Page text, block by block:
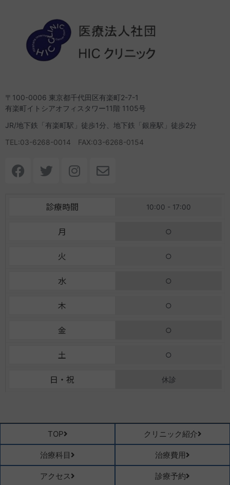
〒100-0006 東京都千代田区有楽町2-7-1
有楽町イトシアオフィスタワー11階 1105号
JR/地下鉄「有楽町駅」徒歩1分、地下鉄「銀座駅」徒歩2分
TEL:03-6268-0014 FAX:03-6268-0154
F
a
T
w
t
t
I
n
t
a
E
n
診療時間 10:00 - 17:00
月 ○
火 ○
水 ○
木 ○
金 ○
土 ○
日・祝 休診
TOP クリニック紹介
治療科目 治療費用
アクセス 診療予約